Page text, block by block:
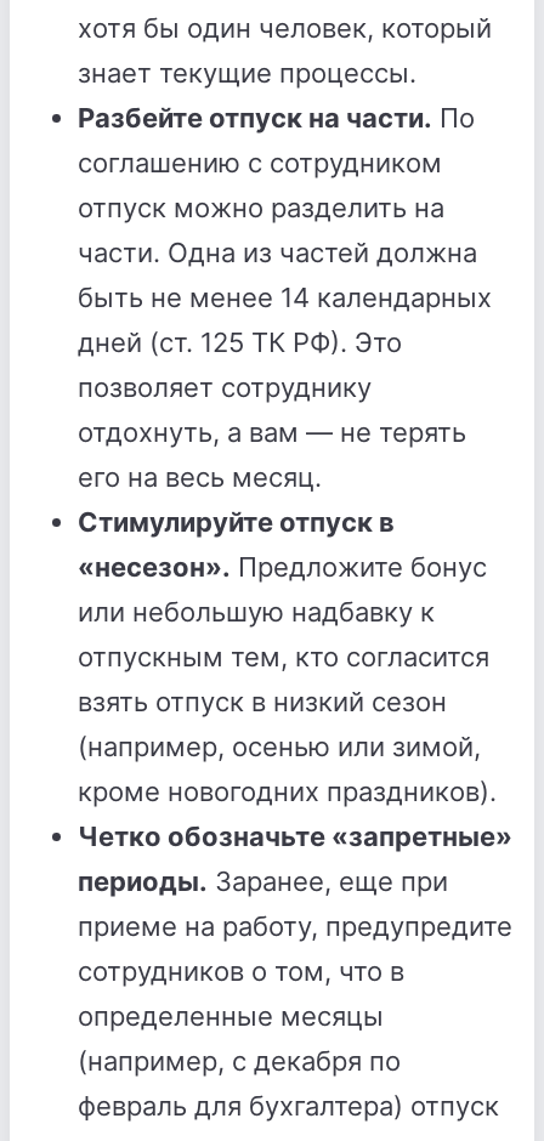
хотя бы один человек, который
знает текущие процессы.
Разбейте отпуск на части. По
соглашению с сотрудником
отпуск можно разделить на
части. Одна из частей должна
быть не менее 14 календарных
дней (ст. 125 ТК РФ). Это
позволяет сотруднику
отдохнуть, а вам — не терять
его на весь месяц.
Стимулируйте отпуск в
«несезон». Предложите бонус
или небольшую надбавку к
отпускным тем, кто согласится
взять отпуск в низкий сезон
(например, осенью или зимой,
кроме новогодних праздников).
Четко обозначьте «запретные»
периоды. Заранее, еще при
приеме на работу, предупредите
сотрудников о том, что в
определенные месяцы
(например, с декабря по
февраль для бухгалтера) отпуск